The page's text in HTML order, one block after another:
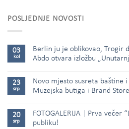
POSLJEDNJE NOVOSTI
03
kol
Berlin ju je oblikovao, Trogir
Abdo otvara izložbu
23
srp
Novo mjesto susreta baštine
Muzejska butiga i Brand
20
srp
FOTOGALERIJA | Prva večer
publiku!